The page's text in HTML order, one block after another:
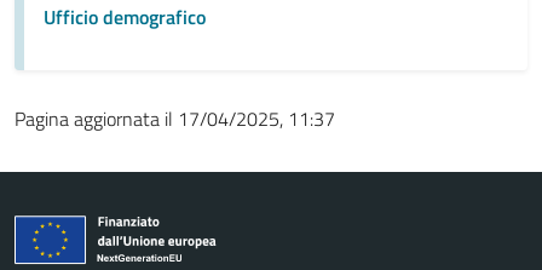
Ufficio demografico
Pagina aggiornata il 17/04/2025, 11:37